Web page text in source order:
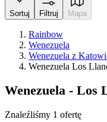
Sortuj Filtruj Mapa
Rainbow
Wenezuela
Wenezuela z
Wenezuela Los
Wenezuela - Los
Znaleźliśmy 1 ofertę